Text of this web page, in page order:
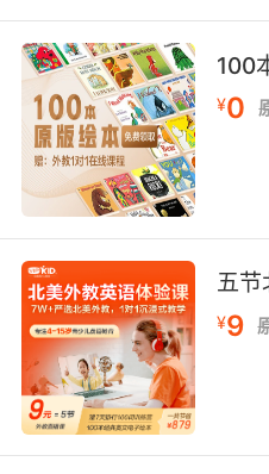
译。 把语法“藏”在游戏
疼。直接讲解“现在进
理解。其实，语法可以
谣”和“有规律的重复”
律感强的儿歌和童谣
型。例如《The
反复使用“go round
跟唱中无形体会了动词
发现”。当孩子积累一定
导其发现规律。比如，
likes dogs.”等句子放
现‘like’有什么变化吗？
称单数加s”的规则。这
被动接受印象深刻。 创
融入生活 我们无法提供
100
¥0
五节
¥9